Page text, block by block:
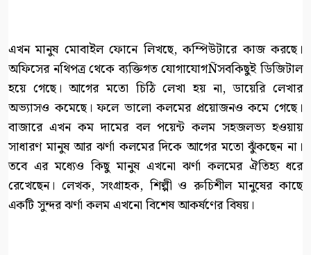
এখন মানুষ মোবাইল ফোনে লিখছে, কম্পিউটারে কাজ করছে।
অফিসের নথিপত্র থেকে ব্যক্তিগত যোগাযোগÑসবকিছুই ডিজিটাল
হয়ে গেছে। আগের মতো চিঠি লেখা হয় না, ডায়েরি লেখার
অভ্যাসও কমেছে। ফলে ভালো কলমের প্রয়োজনও কমে গেছে।
বাজারে এখন কম দামের বল পয়েন্ট কলম সহজলভ্য হওয়ায়
সাধারণ মানুষ আর ঝর্ণা কলমের দিকে আগের মতো ঝুঁকছেন না।
তবে এর মধ্যেও কিছু মানুষ এখনো ঝর্ণা কলমের ঐতিহ্য ধরে
রেখেছেন। লেখক, সংগ্রাহক, শিল্পী ও রুচিশীল মানুষের কাছে
একটি সুন্দর ঝর্ণা কলম এখনো বিশেষ আকর্ষণের বিষয়।